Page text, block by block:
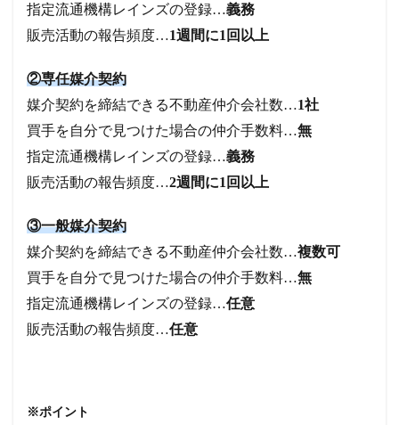
指定流通機構レインズの登録…義務
販売活動の報告頻度…1週間に1回以上
②専任媒介契約
媒介契約を締結できる不動産仲介会社数…1社
買手を自分で見つけた場合の仲介手数料…無
指定流通機構レインズの登録…義務
販売活動の報告頻度…2週間に1回以上
③一般媒介契約
媒介契約を締結できる不動産仲介会社数…複数可
買手を自分で見つけた場合の仲介手数料…無
指定流通機構レインズの登録…任意
販売活動の報告頻度…任意
※ポイント